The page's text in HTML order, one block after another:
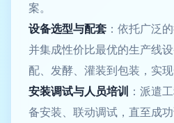
案。
设备选型与配套 ：依托广泛
并集成性价比最优的生产线
配、发酵、灌装到包装，实现
安装调试与人员培训 ：派遣
备安装、联动调试，直至成